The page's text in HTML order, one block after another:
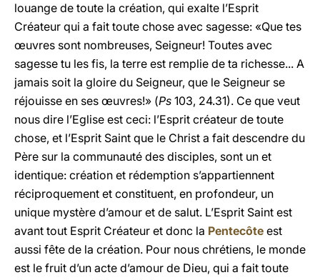
louange de toute la création, qui exalte l’Esprit
Créateur qui a fait toute chose avec sagesse: «Que tes
œuvres sont nombreuses, Seigneur! Toutes avec
sagesse tu les fis, la terre est remplie de ta richesse... A
jamais soit la gloire du Seigneur, que le Seigneur se
réjouisse en ses œuvres!» (Ps 103, 24.31). Ce que veut
nous dire l’Eglise est ceci: l’Esprit créateur de toute
chose, et l’Esprit Saint que le Christ a fait descendre du
Père sur la communauté des disciples, sont un et
identique: création et rédemption s’appartiennent
réciproquement et constituent, en profondeur, un
unique mystère d’amour et de salut. L’Esprit Saint est
avant tout Esprit Créateur et donc la Pentecôte est
aussi fête de la création. Pour nous chrétiens, le monde
est le fruit d’un acte d’amour de Dieu, qui a fait toute